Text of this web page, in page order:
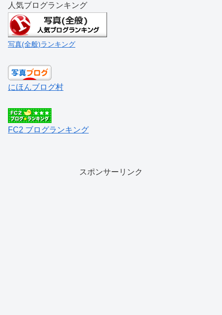
人気ブログランキング
写真(全般)ランキング
にほんブログ村
FC2 ブログランキング
スポンサーリンク